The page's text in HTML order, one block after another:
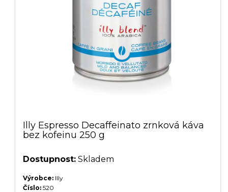
Illy Espresso Decaffeinato zrnková káva
bez kofeinu 250 g
Dostupnost: Skladem
Výrobce: Illy
Číslo: 520